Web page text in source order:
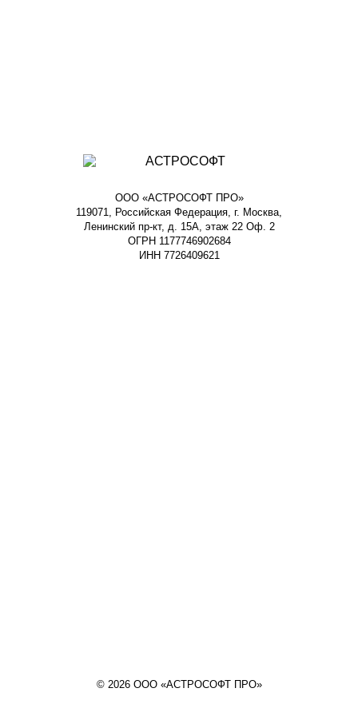
ООО «АСТРОСОФТ ПРО»
119071, Российская Федерация, г. Москва,
Ленинский пр-кт, д. 15А, этаж 22 Оф. 2
ОГРН 1177746902684
ИНН 7726409621
© 2026 ООО «АСТРОСОФТ ПРО»